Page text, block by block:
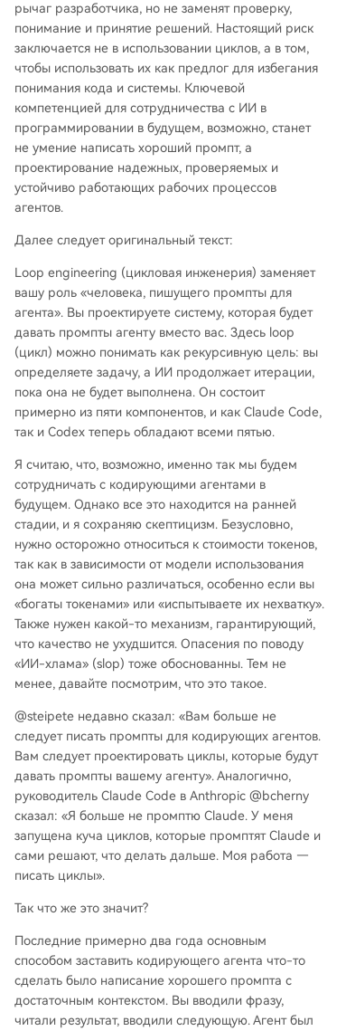
рычаг разработчика, но не заменят проверку,
понимание и принятие решений. Настоящий риск
заключается не в использовании циклов, а в том,
чтобы использовать их как предлог для избегания
понимания кода и системы. Ключевой
компетенцией для сотрудничества с ИИ в
программировании в будущем, возможно, станет
не умение написать хороший промпт, а
проектирование надежных, проверяемых и
устойчиво работающих рабочих процессов
агентов.
Далее следует оригинальный текст:
Loop engineering (цикловая инженерия) заменяет
вашу роль «человека, пишущего промпты для
агента». Вы проектируете систему, которая будет
давать промпты агенту вместо вас. Здесь loop
(цикл) можно понимать как рекурсивную цель: вы
определяете задачу, а ИИ продолжает итерации,
пока она не будет выполнена. Он состоит
примерно из пяти компонентов, и как Claude Code,
так и Codex теперь обладают всеми пятью.
Я считаю, что, возможно, именно так мы будем
сотрудничать с кодирующими агентами в
будущем. Однако все это находится на ранней
стадии, и я сохраняю скептицизм. Безусловно,
нужно осторожно относиться к стоимости токенов,
так как в зависимости от модели использования
она может сильно различаться, особенно если вы
«богаты токенами» или «испытываете их нехватку».
Также нужен какой-то механизм, гарантирующий,
что качество не ухудшится. Опасения по поводу
«ИИ-хлама» (slop) тоже обоснованны. Тем не
менее, давайте посмотрим, что это такое.
@steipete недавно сказал: «Вам больше не
следует писать промпты для кодирующих агентов.
Вам следует проектировать циклы, которые будут
давать промпты вашему агенту». Аналогично,
руководитель Claude Code в Anthropic @bcherny
сказал: «Я больше не промптю Claude. У меня
запущена куча циклов, которые промптят Claude и
сами решают, что делать дальше. Моя работа —
писать циклы».
Так что же это значит?
Последние примерно два года основным
способом заставить кодирующего агента что-то
сделать было написание хорошего промпта с
достаточным контекстом. Вы вводили фразу,
читали результат, вводили следующую. Агент был